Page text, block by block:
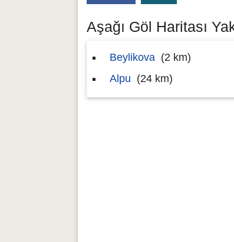
Aşağı Göl Haritası
Beylikova (2 km)
Alpu (24 km)